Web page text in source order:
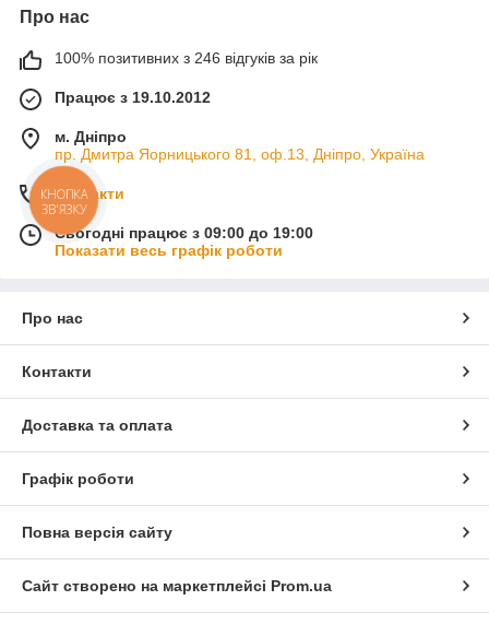
Про нас
100% позитивних з 246 відгуків за рік
Працює з 19.10.2012
м. Дніпро
пр. Дмитра Яорницького 81, оф.13, Дніпро, Україна
Контакти
Сьогодні працює з 09:00 до 19:00
Показати весь графік роботи
Про нас
Контакти
Доставка та оплата
Графік роботи
Повна версія сайту
Сайт створено на маркетплейсі Prom.ua
КНОПКА
ЗВ'ЯЗКУ